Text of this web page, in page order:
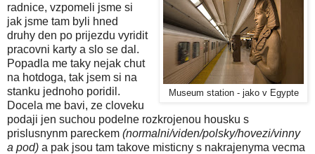
Museum station - jako v Egypte
radnice, vzpomeli jsme si
jak jsme tam byli hned
druhy den po prijezdu vyridit
pracovni karty a slo se dal.
Popadla me taky nejak chut
na hotdoga, tak jsem si na
stanku jednoho poridil.
Docela me bavi, ze cloveku
podaji jen suchou podelne rozkrojenou housku s
prislusnynm pareckem (normalni/viden/polsky/hovezi/vinny
a pod) a pak jsou tam takove misticny s nakrajenyma vecma